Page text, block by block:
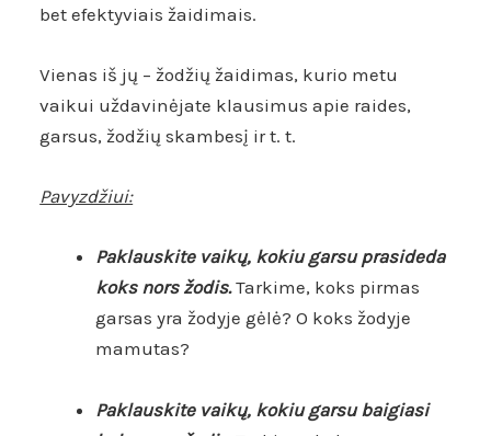
bet efektyviais žaidimais.
Vienas iš jų – žodžių žaidimas, kurio metu
vaikui uždavinėjate klausimus apie raides,
garsus, žodžių skambesį ir t. t.
Pavyzdžiui:
Paklauskite vaikų, kokiu garsu prasideda
koks nors žodis.Tarkime, koks pirmas
garsas yra žodyje gėlė? O koks žodyje
mamutas?
Paklauskite vaikų, kokiu garsu baigiasi